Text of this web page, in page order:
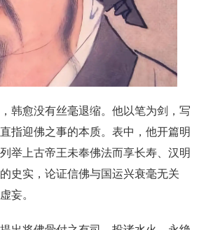
韩愈没有丝毫退缩。他以笔为剑，写
指迎佛之事的本质。表中，他开篇明
举上古帝王未奉佛法而享长寿、汉明
史实，论证信佛与国运兴衰毫无关
妄。